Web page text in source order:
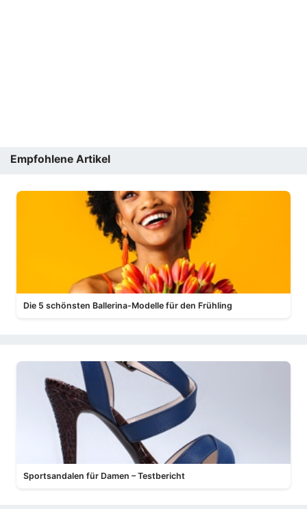
Empfohlene Artikel
Die 5 schönsten Ballerina-Modelle für den Frühling
Sportsandalen für Damen – Testbericht